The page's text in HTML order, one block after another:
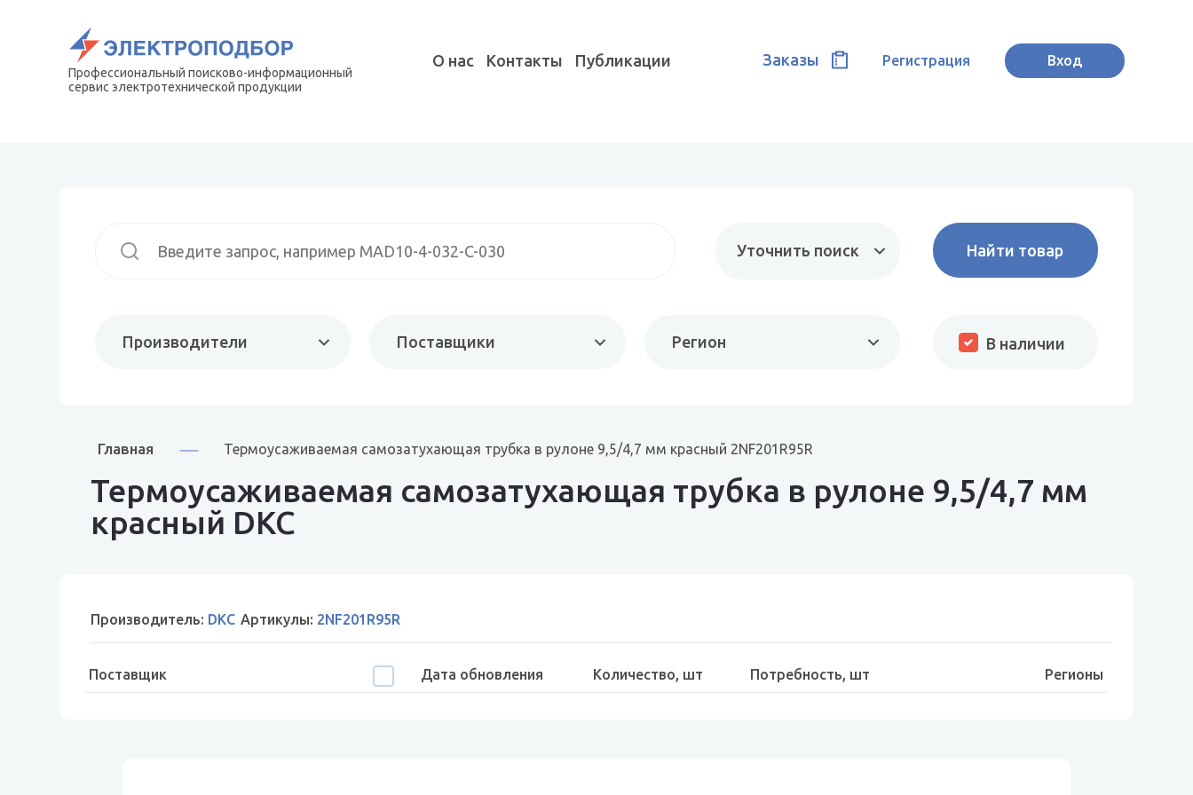
Профессиональный поисково-информационный
сервис электротехнической продукции
О нас Контакты Публикации Заказы Регистрация Вход
Уточнить поиск
Производители Поставщики Регион В наличии
Главная Термоусаживаемая самозатухающая трубка в рулоне 9,5/4,7 мм красный 2NF201R95R
Термоусаживаемая самозатухающая трубка в рулоне 9,5/4,7 мм
красный DKC
Производитель: DKC Артикулы: 2NF201R95R
Поставщик Дата обновления Количество, шт Потребность, шт Регионы